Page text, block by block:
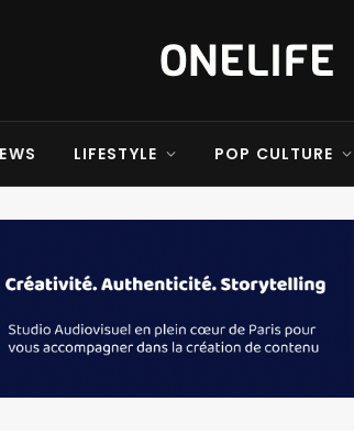
LIFESTYLE POP CULTURE